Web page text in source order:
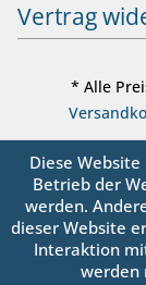
Vertrag
* Alle
©
Diese
Betrieb der
werden.
dieser Website
Interaktion
werden